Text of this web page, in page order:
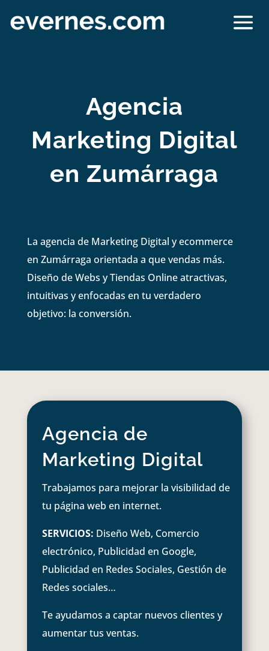
Agencia
Marketing Digital
en Zumárraga
La agencia de Marketing Digital y ecommerce
en Zumárraga orientada a que vendas más.
Diseño de Webs y Tiendas Online atractivas,
intuitivas y enfocadas en tu verdadero
objetivo: la conversión.
Agencia de
Marketing Digital
Trabajamos para mejorar la visibilidad de
tu página web en internet.
SERVICIOS: Diseño Web, Comercio
electrónico, Publicidad en Google,
Publicidad en Redes Sociales, Gestión de
Redes sociales…
Te ayudamos a captar nuevos clientes y
aumentar tus ventas.